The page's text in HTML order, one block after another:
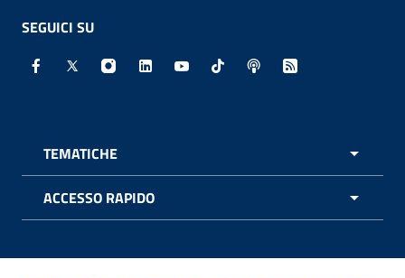
SEGUICI SU
Facebook - Sito esterno - Apertura in nuova finestra
X - Sito esterno - Apertura in nuova finestra
Instagram - Sito esterno - Apertura in
Linkedin - Sito esterno - Apertura in
Youtube - Sito esterno -
TikTok - Sito esterno -
Spreaker - Sito
Feed RSS -
TEMATICHE
ACCESSO RAPIDO